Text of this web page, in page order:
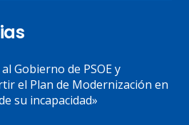
Gobierno de PSOE y
el Plan de Modernización en
su incapacidad»